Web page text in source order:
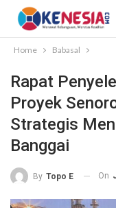
Home Babasal
Rapat
Proyek
Strategis
Banggai
By Topo E On